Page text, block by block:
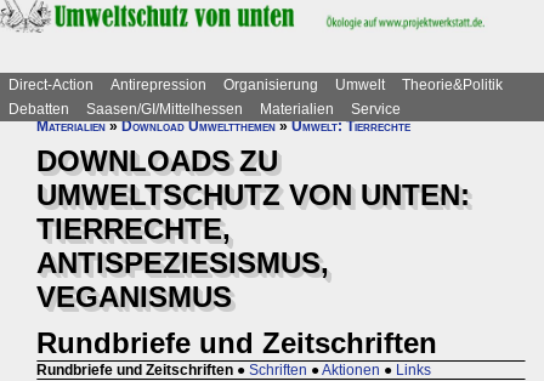
Direct-Action Antirepression Organisierung Umwelt
Theorie&Politik
Debatten
Saasen/GI/Mittelhessen Materialien
Service
Materialien»Download Umweltthemen»Umwelt: Tierrechte
DOWNLOADS ZU
UMWELTSCHUTZ VON UNTEN:
TIERRECHTE,
ANTISPEZIESISMUS,
VEGANISMUS
Rundbriefe und Zeitschriften
Rundbriefe und Zeitschriften ● Schriften ●Aktionen ● Links